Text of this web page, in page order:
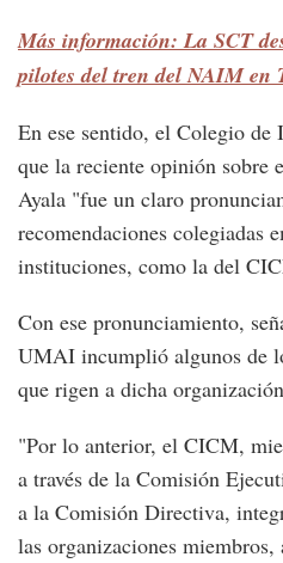
Más información: La SCT
pilotes del tren del NAIM en
En ese sentido, el Colegio de
que la reciente opinión sobre
Ayala "fue un claro
recomendaciones colegiadas
instituciones, como la del
Con ese pronunciamiento,
UMAI incumplió algunos de
que rigen a dicha
"Por lo anterior, el CICM,
a través de la Comisión
a la Comisión Directiva,
las organizaciones miembros,